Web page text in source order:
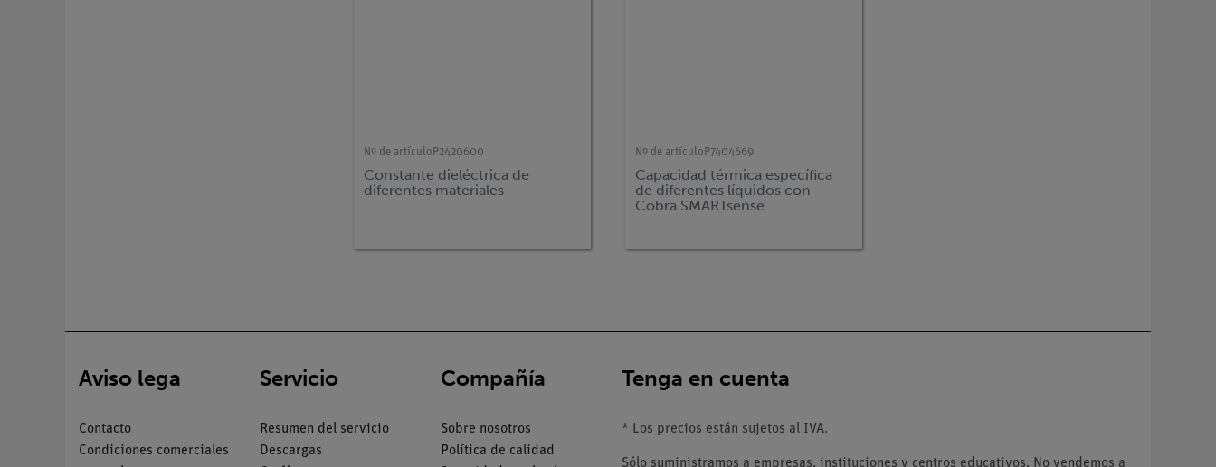
Nº de artículo P2420600
Constante dieléctrica de
diferentes materiales
Nº de artículo P7404669
Capacidad térmica específica
de diferentes líquidos con
Cobra SMARTsense
Aviso lega
Contacto
Condiciones comerciales
Servicio
Resumen del servicio
Descargas
Compañía
Sobre nosotros
Política de calidad
Tenga en cuenta
* Los precios están sujetos al IVA.
Sólo suministramos a empresas, instituciones y centros educativos. No vendemos a